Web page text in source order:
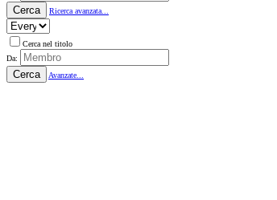
Cerca Ricerca avanzata...
Cerca nel titolo
Da:
Cerca Avanzate...